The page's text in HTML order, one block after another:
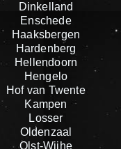
Dinkelland
Enschede
Haaksbergen
Hardenberg
Hellendoorn
Hengelo
Hof van Twente
Kampen
Losser
Oldenzaal
Olst-Wijhe